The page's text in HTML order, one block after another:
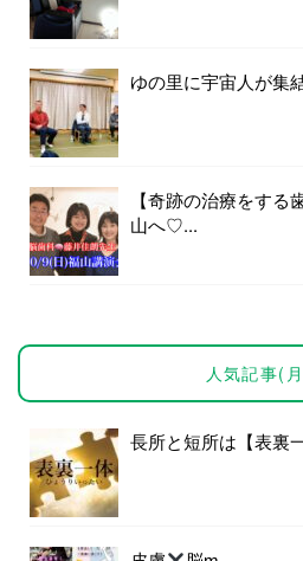
ゆの里に宇宙人が集
【奇跡の治療をする
山へ♡...
人気記事(
長所と短所は【表